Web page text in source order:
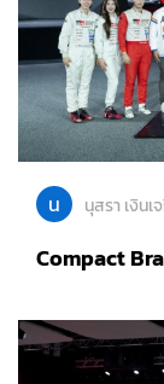
น นุสรา เงิน
Compact